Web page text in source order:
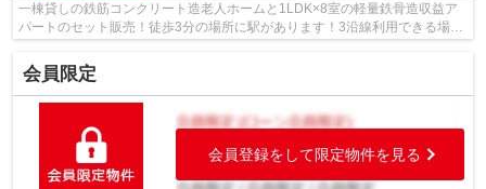
一棟貸しの鉄筋コンクリート造老人ホームと1LDK×8室の軽量鉄骨造収益ア
パートのセット販売！徒歩3分の場所に駅があります！3沿線利用できる場所
会員限定
会員登録をして限定物件を見る